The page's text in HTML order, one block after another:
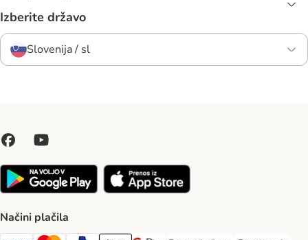
Izberite državo
Slovenija / sl
Načini plačila